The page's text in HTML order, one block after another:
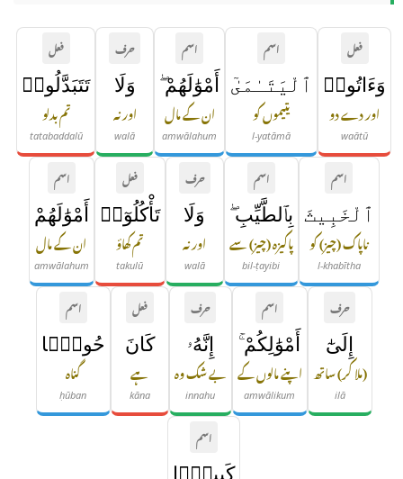
فعل
وَءَاتُوا۟
اور دے دو
waātū
اسم
ٱلْيَتَـٰمَىٰٓ
یتیموں کو
l-yatāmā
اسم
أَمْوَٰلَهُمْ ۖ
ان کے مال
amwālahum
حرف
وَلَا
اور نہ
walā
فعل
تَتَبَدَّلُوا۟
تم بدلو
tatabaddalū
اسم
ٱلْخَبِيثَ
ناپاک (چیز) کو
l-khabītha
اسم
بِٱلطَّيِّبِ ۖ
پاکیزہ (چیز) سے
bil-ṭayibi
حرف
وَلَا
اور نہ
walā
فعل
تَأْكُلُوٓا۟
تم کھاؤ
takulū
اسم
أَمْوَٰلَهُمْ
ان کے مال
amwālahum
حرف
إِلَىٰٓ
(ملا کر) ساتھ
ilā
اسم
أَمْوَٰلِكُمْ ۚ
اپنے مالوں کے
amwālikum
حرف
إِنَّهُۥ
بے شک وہ
innahu
فعل
كَانَ
ہے
kāna
اسم
حُوبًۭا
گناہ
ḥūban
اسم
كَبِيرًۭا